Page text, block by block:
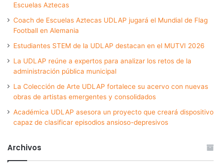
Escuelas Aztecas
Coach de Escuelas Aztecas UDLAP jugará el Mundial de Flag
Football en Alemania
Estudiantes STEM de la UDLAP destacan en el MUTVI 2026
La UDLAP reúne a expertos para analizar los retos de la
administración pública municipal
La Colección de Arte UDLAP fortalece su acervo con nuevas
obras de artistas emergentes y consolidados
Académica UDLAP asesora un proyecto que creará dispositivo
capaz de clasificar episodios ansioso-depresivos
Archivos